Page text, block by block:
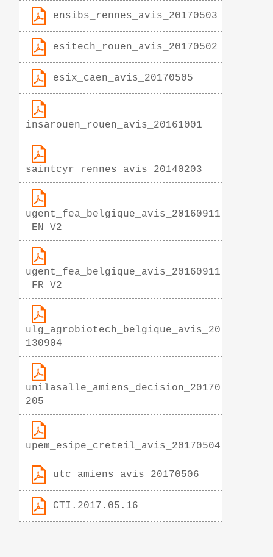
ensibs_rennes_avis_20170503
esitech_rouen_avis_20170502
esix_caen_avis_20170505
insarouen_rouen_avis_20161001
saintcyr_rennes_avis_20140203
ugent_fea_belgique_avis_20160911
_EN_V2
ugent_fea_belgique_avis_20160911
_FR_V2
ulg_agrobiotech_belgique_avis_20
130904
unilasalle_amiens_decision_20170
205
upem_esipe_creteil_avis_20170504
utc_amiens_avis_20170506
CTI.2017.05.16